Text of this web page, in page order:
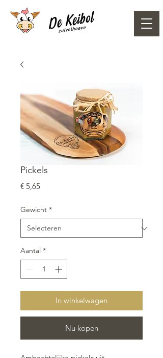
Pickels
€ 5,65Prijs
Gewicht *
Aantal *
In winkelwagen
Nu kopen